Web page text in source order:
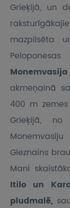
Grieķijā, un
mazpilsēta
akmeņainā
400 m
Grieķijā,
Gleznains
Mani
Itilo un
pludmalē,